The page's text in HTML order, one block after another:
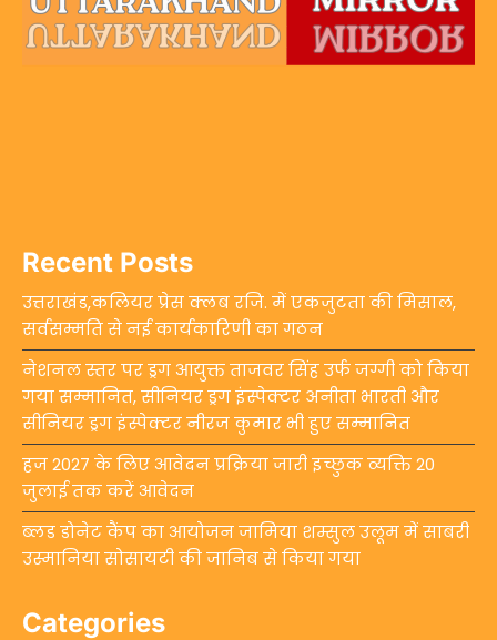
Recent Posts
उत्तराखंड,कलियर प्रेस क्लब रजि. में एकजुटता की मिसाल,
सर्वसम्मति से नई कार्यकारिणी का गठन
नेशनल स्तर पर ड्रग आयुक्त ताजवर सिंह उर्फ जग्गी को किया
गया सम्मानित, सीनियर ड्रग इंस्पेक्टर अनीता भारती और
सीनियर ड्रग इंस्पेक्टर नीरज कुमार भी हुए सम्मानित
हज 2027 के लिए आवेदन प्रक्रिया जारी इच्छुक व्यक्ति 20
जुलाई तक करें आवेदन
ब्लड डोनेट कैंप का आयोजन जामिया शम्सुल उलूम में साबरी
उस्मानिया सोसायटी की जानिब से किया गया
Categories